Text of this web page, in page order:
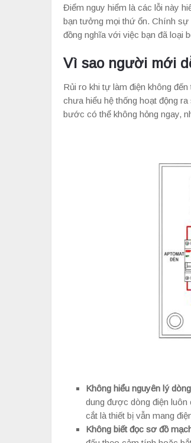
Điểm nguy hiểm là các lỗi này
bạn tưởng mọi thứ ổn. Chính sự
đồng nghĩa với việc bạn đã loại
Vì sao người mới
Rủi ro khi tự làm điện không
chưa hiểu hệ thống hoạt động
bước có thể không hỏng ngay,
Không hiểu nguyên lý
dung được dòng điện luôn
cắt là thiết bị vẫn mang
Không biết đọc sơ đồ